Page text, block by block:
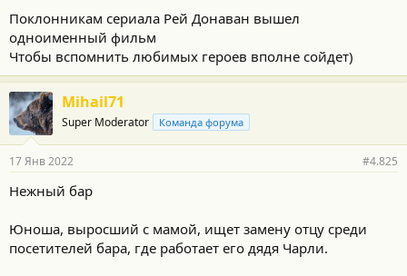
Поклонникам сериала Рей Донаван вышел
одноименный фильм
Чтобы вспомнить любимых героев вполне сойдет)
Mihail71
Super Moderator Команда форума
17 Янв 2022 #4.825
Нежный бар
Юноша, выросший с мамой, ищет замену отцу среди
посетителей бара, где работает его дядя Чарли.